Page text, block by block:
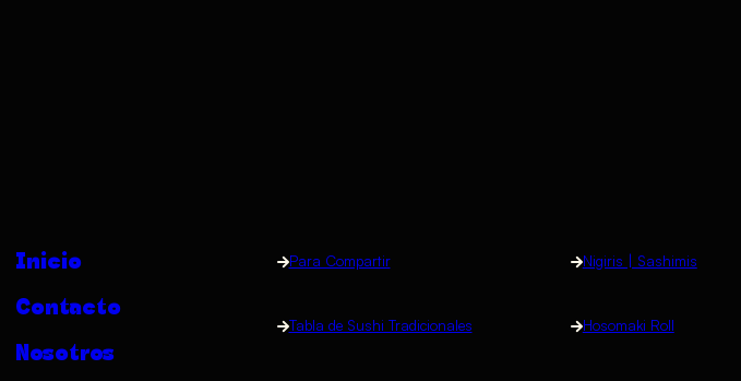
Inicio
Contacto
Nosotros
Para Compartir
Tabla de Sushi Tradicionales
Nigiris | Sashimis
Hosomaki Roll